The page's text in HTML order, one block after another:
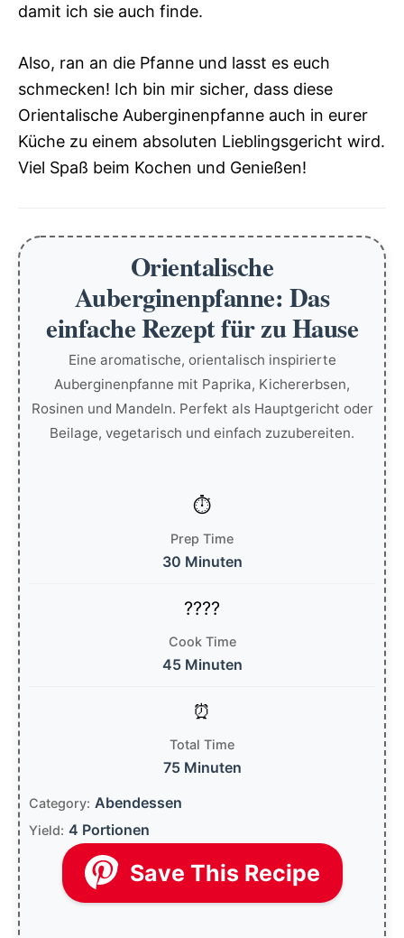
damit ich sie auch finde.
Also, ran an die Pfanne und lasst es euch
schmecken! Ich bin mir sicher, dass diese
Orientalische Auberginenpfanne auch in eurer
Küche zu einem absoluten Lieblingsgericht wird.
Viel Spaß beim Kochen und Genießen!
Orientalische
Auberginenpfanne: Das
einfache Rezept für zu Hause
Eine aromatische, orientalisch inspirierte
Auberginenpfanne mit Paprika, Kichererbsen,
Rosinen und Mandeln. Perfekt als Hauptgericht oder
Beilage, vegetarisch und einfach zuzubereiten.
Prep Time
30 Minuten
Cook Time
45 Minuten
Total Time
75 Minuten
Category: Abendessen
Yield: 4 Portionen
Save This Recipe